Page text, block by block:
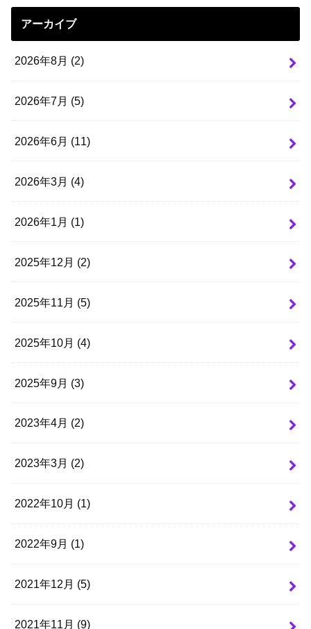
アーカイブ
2026年8月 (2)
2026年7月 (5)
2026年6月 (11)
2026年3月 (4)
2026年1月 (1)
2025年12月 (2)
2025年11月 (5)
2025年10月 (4)
2025年9月 (3)
2023年4月 (2)
2023年3月 (2)
2022年10月 (1)
2022年9月 (1)
2021年12月 (5)
2021年11月 (9)